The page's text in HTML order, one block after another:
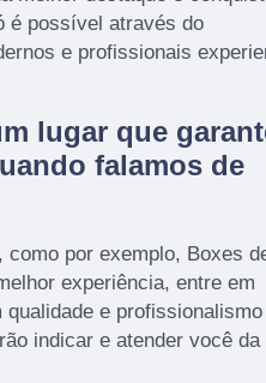
é possível através do
e profissionais
lugar que
falamos de
por exemplo, Boxes
experiência, entre em
e profissionalismo
indicar e atender você da